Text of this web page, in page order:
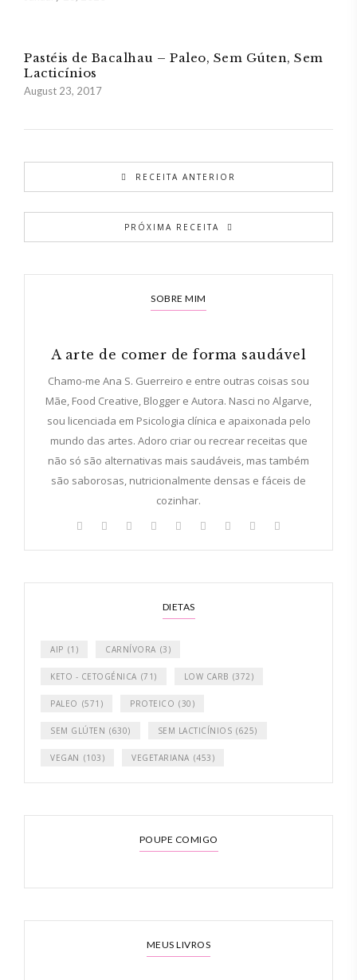
Pastéis de Bacalhau – Paleo, Sem Gúten, Sem
Lacticínios
August 23, 2017
RECEITA ANTERIOR
PRÓXIMA RECEITA
SOBRE MIM
A arte de comer de forma saudável
Chamo-me Ana S. Guerreiro e entre outras coisas sou
Mãe, Food Creative, Blogger e Autora. Nasci no Algarve,
sou licenciada em Psicologia clínica e apaixonada pelo
mundo das artes. Adoro criar ou recrear receitas que
não só são alternativas mais saudáveis, mas também
são saborosas, nutricionalmente densas e fáceis de
cozinhar.
DIETAS
AIP (1) CARNÍVORA (3)
KETO - CETOGÉNICA (71) LOW CARB (372)
PALEO (571) PROTEICO (30)
SEM GLÚTEN (630) SEM LACTICÍNIOS (625)
VEGAN (103) VEGETARIANA (453)
POUPE COMIGO
MEUS LIVROS